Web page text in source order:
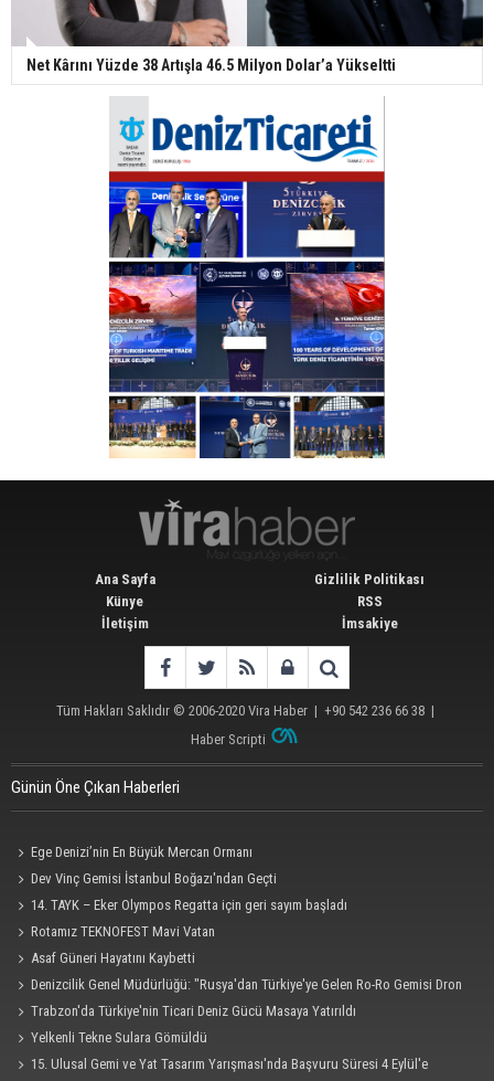
Net Kârını Yüzde 38 Artışla 46.5 Milyon Dolar’a Yükseltti
Ana Sayfa
Künye
İletişim
Gizlilik Politikası
RSS
İmsakiye
Tüm Hakları Saklıdır © 2006-2020 Vira Haber | +90 542 236 66 38 |
Haber Scripti
Günün Öne Çıkan Haberleri
Ege Denizi’nin En Büyük Mercan Ormanı
Dev Vinç Gemisi İstanbul Boğazı'ndan Geçti
14. TAYK – Eker Olympos Regatta için geri sayım başladı
Rotamız TEKNOFEST Mavi Vatan
Asaf Güneri Hayatını Kaybetti
Denizcilik Genel Müdürlüğü: "Rusya'dan Türkiye'ye Gelen Ro-Ro Gemisi Dron
Saldırısına Uğradı"
Trabzon'da Türkiye'nin Ticari Deniz Gücü Masaya Yatırıldı
Yelkenli Tekne Sulara Gömüldü
15. Ulusal Gemi ve Yat Tasarım Yarışması'nda Başvuru Süresi 4 Eylül'e